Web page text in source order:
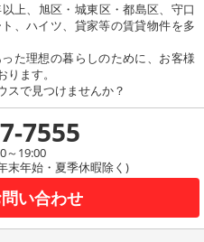
上、旭区・城東区・都島区、守口
、ハイツ、貸家等の賃貸物件を多
た理想の暮らしのために、お客様
ます。
スで見つけませんか？
7555
～19:00
末年始・夏季休暇除く)
い合わせ